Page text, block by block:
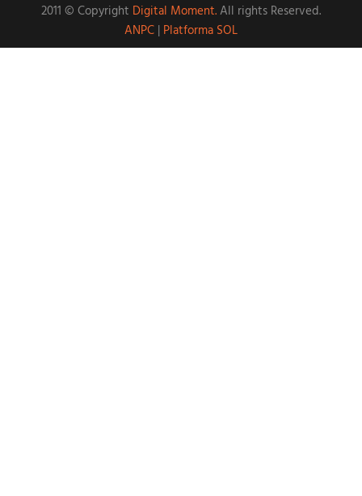
2011 © Copyright Digital Moment.All rights Reserved.
ANPC | Platforma SOL